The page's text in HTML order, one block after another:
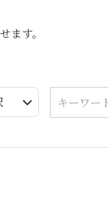
ます。